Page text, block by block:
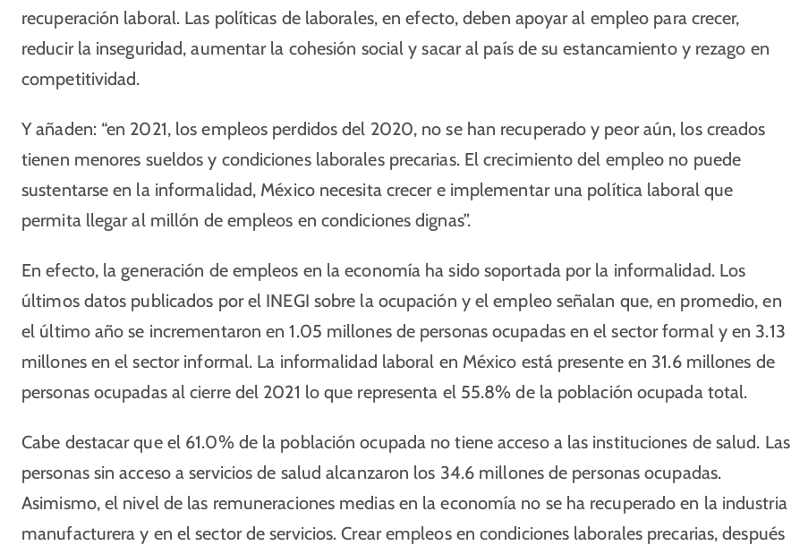
recuperación laboral. Las políticas de laborales, en efecto, deben apoyar al empleo para crecer,
reducir la inseguridad, aumentar la cohesión social y sacar al país de su estancamiento y rezago en
competitividad.
Y añaden: “en 2021, los empleos perdidos del 2020, no se han recuperado y peor aún, los creados
tienen menores sueldos y condiciones laborales precarias. El crecimiento del empleo no puede
sustentarse en la informalidad, México necesita crecer e implementar una política laboral que
permita llegar al millón de empleos en condiciones dignas”.
En efecto, la generación de empleos en la economía ha sido soportada por la informalidad. Los
últimos datos publicados por el INEGI sobre la ocupación y el empleo señalan que, en promedio, en
el último año se incrementaron en 1.05 millones de personas ocupadas en el sector formal y en 3.13
millones en el sector informal. La informalidad laboral en México está presente en 31.6 millones de
personas ocupadas al cierre del 2021 lo que representa el 55.8% de la población ocupada total.
Cabe destacar que el 61.0% de la población ocupada no tiene acceso a las instituciones de salud. Las
personas sin acceso a servicios de salud alcanzaron los 34.6 millones de personas ocupadas.
Asimismo, el nivel de las remuneraciones medias en la economía no se ha recuperado en la industria
manufacturera y en el sector de servicios. Crear empleos en condiciones laborales precarias, después